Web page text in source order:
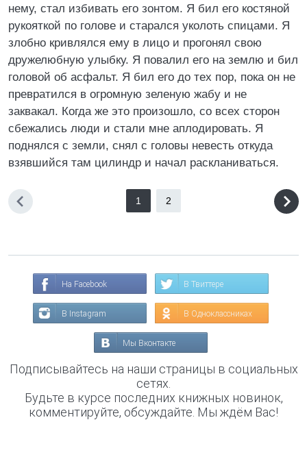
нему, стал избивать его зонтом. Я бил его костяной
рукояткой по голове и старался уколоть спицами. Я
злобно кривлялся ему в лицо и прогонял свою
дружелюбную улыбку. Я повалил его на землю и бил
головой об асфальт. Я бил его до тех пор, пока он не
превратился в огромную зеленую жабу и не
заквакал. Когда же это произошло, со всех сторон
сбежались люди и стали мне аплодировать. Я
поднялся с земли, снял с головы невесть откуда
взявшийся там цилиндр и начал раскланиваться.
1 2
На Facebook В Твиттере
В Instagram В Одноклассниках
Мы Вконтакте
Подписывайтесь на наши страницы в социальных
сетях.
Будьте в курсе последних книжных новинок,
комментируйте, обсуждайте. Мы ждём Вас!